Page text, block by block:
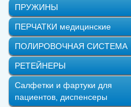
ПРУЖИНЫ
ПЕРЧАТКИ медицинские
ПОЛИРОВОЧНАЯ СИСТЕМА
РЕТЕЙНЕРЫ
Салфетки и фартуки для
пациентов, диспенсеры